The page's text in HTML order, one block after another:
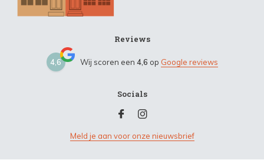
Reviews
4,6 Wij scoren een 4,6 op Google reviews
Socials
Meld je aan voor onze nieuwsbrief